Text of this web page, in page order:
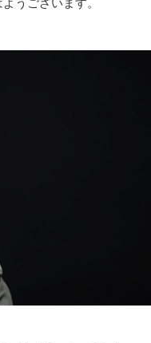
うございます。